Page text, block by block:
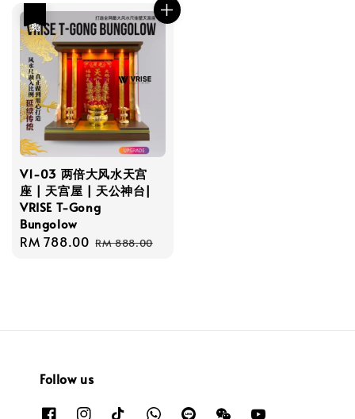
V1-03 两倍大风水天宫
座 | 天宫屋 | 天公神台|
VRISE T-Gong
Bungolow
Sale
RM 788.00 Regular
RM 888.00
Follow us